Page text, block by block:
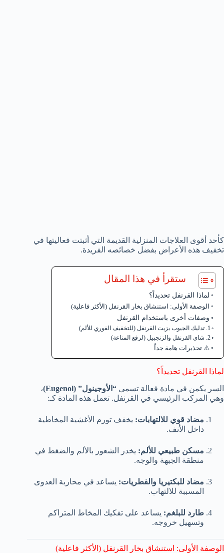
كأحد أقوى العلاجات المنزلية القديمة التي أثبتت فعاليتها في
تخفيف هذه الأعراض بفضل خصائصه الفريدة.
ستقرأ في هذا المقال
لماذا القرنفل تحديداً؟
الوصفة الأولى: استنشاق بخار القرنفل (الأكثر فاعلية)
وصفات أخرى باستخدام القرنفل
1. تدليك الجيوب بزيت القرنفل (للتخفيف الفوري للألم)
2. شاي القرنفل والزنجبيل (لرفع المناعة)
⚠️ تحذيرات هامة جداً
لماذا القرنفل تحديداً؟
السر يكمن في مادة فعالة تسمى “الأوجينول” (Eugenol)
،
وهي المركب الرئيسي في القرنفل. تعمل هذه المادة كـ:
مضاد قوي للالتهابات: يخفف تورم الأغشية المخاطية
داخل الأنف.
مسكن طبيعي للألم: يخدر الشعور بالألم والضغط في
منطقة الجبهة والوجه.
مضاد للبكتيريا والفطريات: يساعد في محاربة العدوى
المسببة للالتهاب.
طارد للبلغم: يساعد على تفكيك المخاط المتراكم
وتسهيل خروجه.
الوصفة الأولى: استنشاق بخار القرنفل (الأكثر فاعلية)